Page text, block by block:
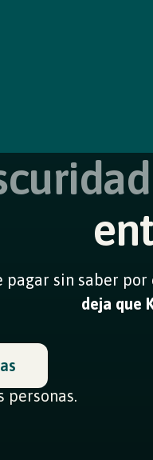
pagar sin saber
deja que
personas.